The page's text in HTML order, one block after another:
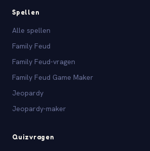
Spellen
Alle spellen
Family Feud
Family Feud-vragen
Family Feud Game Maker
Jeopardy
Jeopardy-maker
Quizvragen